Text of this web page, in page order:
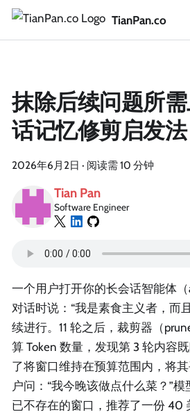
TianPan.co
抹除后续问题所
话记忆修剪启发法
2026年6月2日 · 阅读需 10 分钟
Tian Pan
Software Engineer
一个用户打开你的长会话智能体
对话时说：“我是素食主义者，而
续进行。11 轮之后，裁剪器（
算 Token 数量，发现第 3 轮内容
了将窗口维持在预算范围内，将
户问：“我今晚该做点什么菜？”
已不存在的窗口，推荐了一份 40